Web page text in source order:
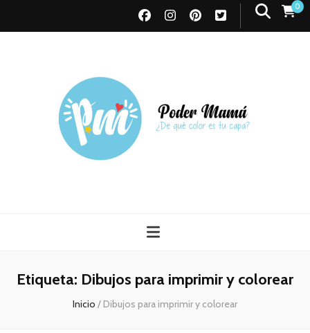
0
Etiqueta: Dibujos para imprimir y colorear
Inicio / Dibujos para imprimir y colorear